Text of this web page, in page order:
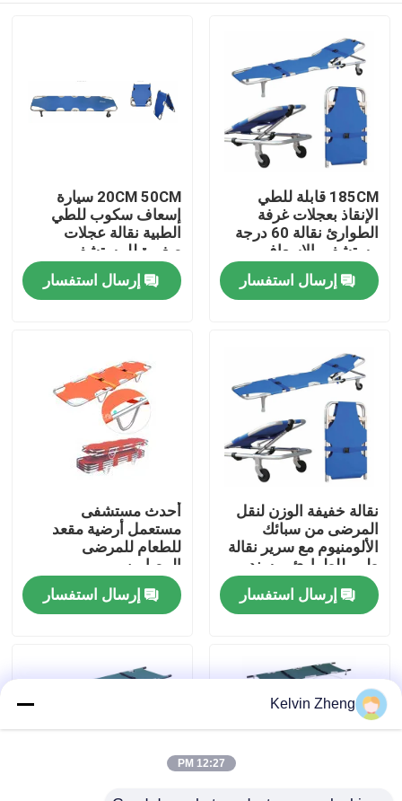
المنزل
فيديوهات
حولنا
جولة في المصنع
مراقبة الجودة
أخبار
القضايا
185CM قابلة للطي
الإنقاذ بعجلات غرفة
الطوارئ نقالة 60 درجة
مستشفى الإسعاف
إرسال استفسار
20CM 50CM سيارة
إسعاف سكوب للطي
الطبية نقالة عجلات
صغيرة للمستشفى
إرسال استفسار
نقالة خفيفة الوزن لنقل
المرضى من سبائك
الألومنيوم مع سرير نقالة
طبي للطوارئ بمسند
الظهر
إرسال استفسار
أحدث مستشفى
مستعمل أرضية مقعد
للطعام للمرضى
المصابين
إرسال استفسار
Kelvin Zheng
12:27 PM